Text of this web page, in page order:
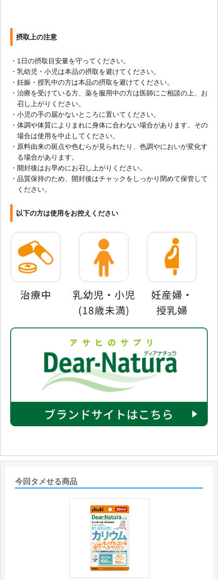
摂取上の注意
・1日の摂取目安量を守ってください。
・乳幼児・小児は本品の摂取を避けてください。
・妊娠・授乳中の方は本品の摂取を避けてください。
・治療を受けている方、薬を服用中の方は医師にご相談の上、お
召し上がりください。
・小児の手の届かないところに置いてください。
・体調や体質によりまれに身体に合わない場合があります。その
場合は使用を中止してください。
・原料由来の斑点や色むらが見られたり、色調やにおいが変化す
る場合があります。
・開封後はお早めにお召し上がりください。
・品質保持のため、開封後はチャックをしっかり閉めて保管して
ください。
以下の方は使用をお控えください
今回タメせる商品